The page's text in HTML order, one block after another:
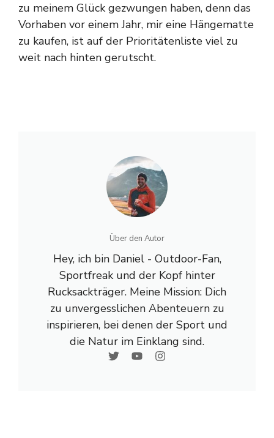
zu meinem Glück gezwungen haben, denn das
Vorhaben vor einem Jahr, mir eine Hängematte
zu kaufen, ist auf der Prioritätenliste viel zu
weit nach hinten gerutscht.
Über den Autor
Hey, ich bin Daniel - Outdoor-Fan,
Sportfreak und der Kopf hinter
Rucksackträger. Meine Mission: Dich
zu unvergesslichen Abenteuern zu
inspirieren, bei denen der Sport und
die Natur im Einklang sind.